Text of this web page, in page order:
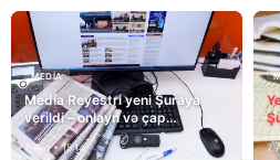
MEDİA
Media Reyestri yeni Şuraya
verildi – onlayn və çap
mediasını nə gözləyir?
7 Avq • 15:14 7